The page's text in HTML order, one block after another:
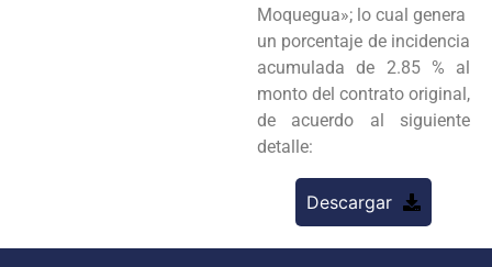
Moquegua»; lo cual genera
un porcentaje de incidencia
acumulada de 2.85 % al
monto del contrato original,
de acuerdo al siguiente
detalle:
Descargar